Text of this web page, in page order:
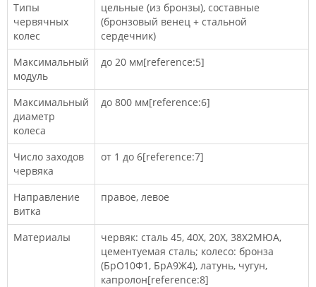
Типы
червячных
колес
цельные (из бронзы), составные
(бронзовый венец + стальной
сердечник)
Максимальный
модуль
до 20 мм[reference:5]
Максимальный
диаметр
колеса
до 800 мм[reference:6]
Число заходов
червяка
от 1 до 6[reference:7]
Направление
витка
правое, левое
Материалы
червяк: сталь 45, 40Х, 20Х, 38Х2МЮА,
цементуемая сталь; колесо: бронза
(БрО10Ф1, БрА9Ж4), латунь, чугун,
капролон[reference:8]